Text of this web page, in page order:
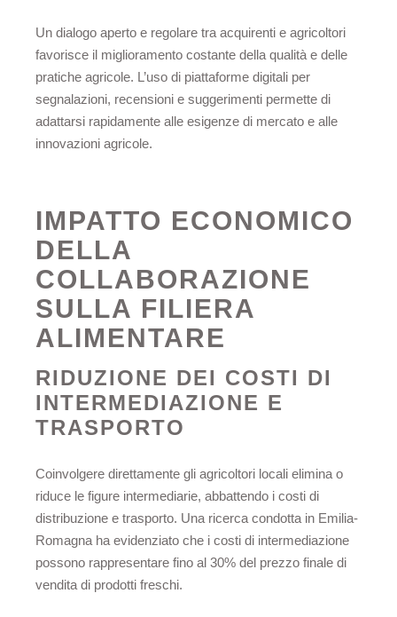
Un dialogo aperto e regolare tra acquirenti e agricoltori
favorisce il miglioramento costante della qualità e delle
pratiche agricole. L’uso di piattaforme digitali per
segnalazioni, recensioni e suggerimenti permette di
adattarsi rapidamente alle esigenze di mercato e alle
innovazioni agricole.
IMPATTO ECONOMICO
DELLA
COLLABORAZIONE
SULLA FILIERA
ALIMENTARE
RIDUZIONE DEI COSTI DI
INTERMEDIAZIONE E
TRASPORTO
Coinvolgere direttamente gli agricoltori locali elimina o
riduce le figure intermediarie, abbattendo i costi di
distribuzione e trasporto. Una ricerca condotta in Emilia-
Romagna ha evidenziato che i costi di intermediazione
possono rappresentare fino al 30% del prezzo finale di
vendita di prodotti freschi.